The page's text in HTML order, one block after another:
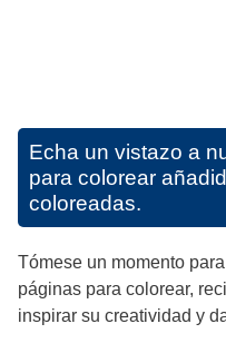
Echa un vistazo a
para colorear
coloreadas.
Tómese un momento
páginas para colorear,
inspirar su creatividad y